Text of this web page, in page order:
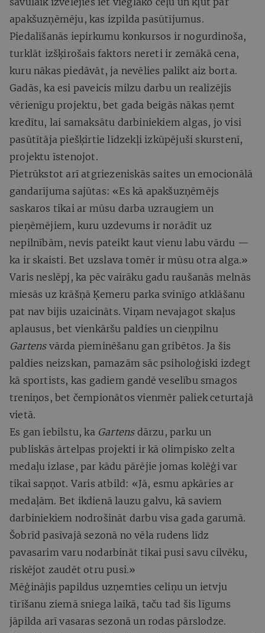
apakšuzņēmēju, kas izpilda pasūtījumus.
Piedalīšanās iepirkumu konkursos ir nogurdinoša,
turklāt izšķirošais faktors nereti ir zemākā cena,
kuru nākas piedāvāt, ja nevēlies palikt aiz borta.
Gadās, ka esi paveicis milzu darbu un realizējis
vērienīgu projektu, bet gada beigās nākas ņemt
kredītu, lai samaksātu darbiniekiem algas, jo visi
pasūtītāja piešķirtie līdzekļi izkūpējuši skurstenī,
projektu īstenojot.
Pietrūkstot arī atgriezeniskās saites un emocionālā
gandarījuma sajūtas: «Es kā apakšuzņēmējs
saskaros tikai ar mūsu darba uzraugiem un
pieņēmējiem, kuru uzdevums ir norādīt uz
nepilnībām, nevis pateikt kaut vienu labu vārdu —
ka ir skaisti. Bet uzslava tomēr ir mūsu otra alga.»
Varis neslēpj, ka pēc vairāku gadu raušanās melnās
miesās uz krāšņā Ķemeru parka svinīgo atklāšanu
pat nav bijis uzaicināts. Viņam nevajagot skaļus
aplausus, bet vienkāršu paldies un cieņpilnu
Gartensvārda pieminēšanu gan gribētos. Ja šis
paldies neizskan, pamazām sāc psiholoģiski izdegt
kā sportists, kas gadiem gandē veselību smagos
treniņos, bet čempionātos vienmēr paliek ceturtajā
vietā.
Es gan iebilstu, ka Gartensdārzu, parku un
publiskās ārtelpas projekti ir kā olimpisko zelta
medaļu izlase, par kādu pārējie jomas kolēģi var
tikai sapņot. Varis atbild: «Jā, esmu apkāries ar
medaļām. Bet ikdienā lauzu galvu, kā saviem
darbiniekiem nodrošināt darbu visa gada garumā.
Šobrīd pasīvajā sezonā no vēla rudens līdz
pavasarim varu nodarbināt tikai pusi savu cilvēku,
riskējot zaudēt otru pusi.»
Mēģinājis papildus uzņemties celiņu un ietvju
tīrīšanu ziemā sniega laikā, taču tad šis līgums
jāpilda arī vasaras sezonā un rodas pārslodze.